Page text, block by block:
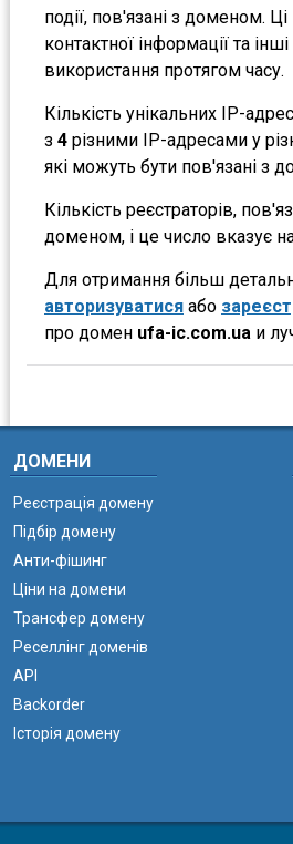
події, пов'язані з доменом.
контактної інформації та
використання протягом часу.
Кількість унікальних IP-
з 4 різними IP-адресами у
які можуть бути пов'язані з
Кількість реєстраторів,
доменом, і це число вказує
Для отримання більш
авторизуватися або
про домен ufa-ic.com.ua и
ДОМЕНИ
Реєстрація домену
Підбір домену
Анти-фішинг
Ціни на домени
Трансфер домену
Реселлінг доменів
API
Backorder
Історія домену